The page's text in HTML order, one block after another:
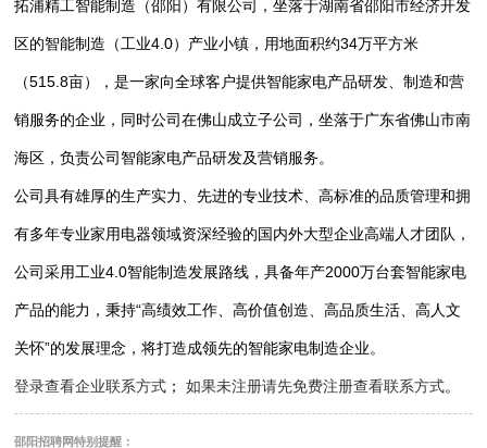
拓浦精工智能制造（邵阳）有限公司，坐落于湖南省邵阳市经济开发
区的智能制造（工业4.0）产业小镇，用地面积约34万平方米
（515.8亩），是一家向全球客户提供智能家电产品研发、制造和营
销服务的企业，同时公司在佛山成立子公司，坐落于广东省佛山市南
海区，负责公司智能家电产品研发及营销服务。
公司具有雄厚的生产实力、先进的专业技术、高标准的品质管理和拥
有多年专业家用电器领域资深经验的国内外大型企业高端人才团队，
公司采用工业4.0智能制造发展路线，具备年产2000万台套智能家电
产品的能力，秉持“高绩效工作、高价值创造、高品质生活、高人文
关怀”的发展理念，将打造成领先的智能家电制造企业。
登录查看企业联系方式 ； 如果未注册请先免费注册查看联系方式。
邵阳招聘网特别提醒：